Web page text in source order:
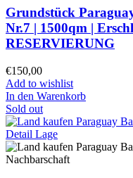
Grundstück
Nr.7 | 1500qm |
RESERVIERUNG
€150,00
Add to wishlist
In den Warenkorb
Sold out